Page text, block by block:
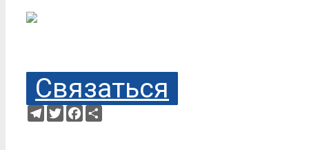
Связаться
Telegram
TwitterFacebook